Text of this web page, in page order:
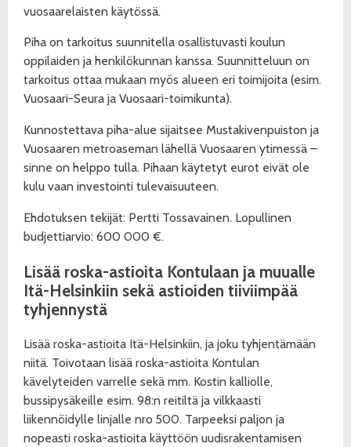
vuosaarelaisten käytössä.
Piha on tarkoitus suunnitella osallistuvasti koulun
oppilaiden ja henkilökunnan kanssa. Suunnitteluun on
tarkoitus ottaa mukaan myös alueen eri toimijoita (esim.
Vuosaari-Seura ja Vuosaari-toimikunta).
Kunnostettava piha-alue sijaitsee Mustakivenpuiston ja
Vuosaaren metroaseman lähellä Vuosaaren ytimessä –
sinne on helppo tulla. Pihaan käytetyt eurot eivät ole
kulu vaan investointi tulevaisuuteen.
Ehdotuksen tekijät: Pertti Tossavainen. Lopullinen
budjettiarvio: 600 000 €.
Lisää roska-astioita Kontulaan ja muualle
Itä-Helsinkiin sekä astioiden tiiviimpää
tyhjennystä
Lisää roska-astioita Itä-Helsinkiin, ja joku tyhjentämään
niitä. Toivotaan lisää roska-astioita Kontulan
kävelyteiden varrelle sekä mm. Kostin kalliolle,
bussipysäkeille esim. 98:n reitiltä ja vilkkaasti
liikennöidylle linjalle nro 500. Tarpeeksi paljon ja
nopeasti roska-astioita käyttöön uudisrakentamisen